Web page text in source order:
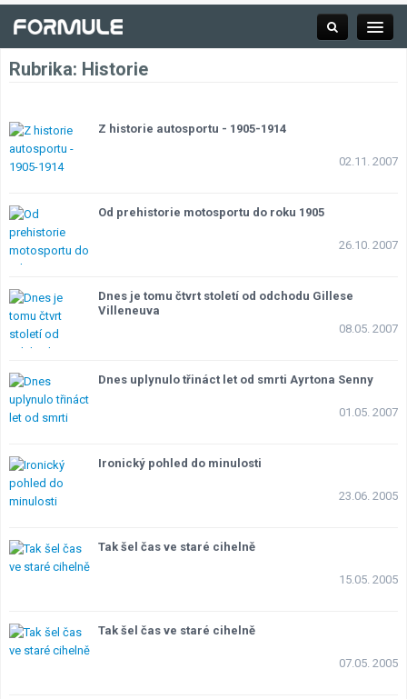
Týmy a jezdci F1
Okruhy F1
Rubrika: Historie
Z historie autosportu - 1905-1914
02.11. 2007
Od prehistorie motosportu do roku 1905
26.10. 2007
Dnes je tomu čtvrt století od odchodu Gillese
Villeneuva
08.05. 2007
Dnes uplynulo třináct let od smrti Ayrtona Senny
01.05. 2007
Ironický pohled do minulosti
23.06. 2005
Tak šel čas ve staré cihelně
15.05. 2005
Tak šel čas ve staré cihelně
07.05. 2005